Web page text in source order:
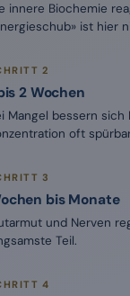
innere Biochemie
ist hier
2
2 Wochen
Mangel bessern
oft
3
bis Monate
und Nerven
Teil.
4